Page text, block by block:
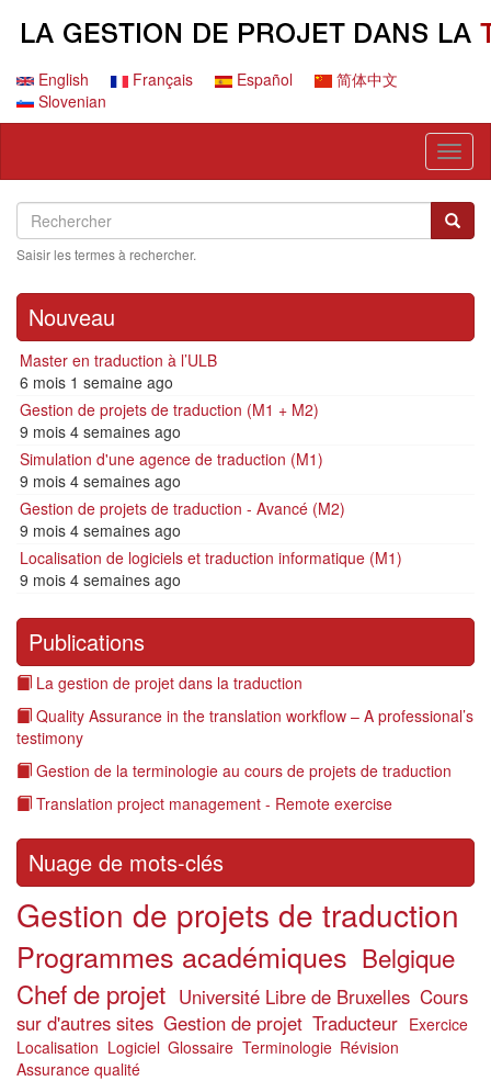
principalEnglish Français Español
简体中文
Slovenian
Search
Rechercher
Saisir les termes à rechercher.
Nouveau
Master en traduction à l’ULB
6 mois 1 semaine ago
Gestion de projets de traduction (M1 + M2)
9 mois 4 semaines ago
Simulation d'une agence de traduction (M1)
9 mois 4 semaines ago
Gestion de projets de traduction - Avancé (M2)
9 mois 4 semaines ago
Localisation de logiciels et traduction informatique (M1)
9 mois 4 semaines ago
Publications
La gestion de projet dans la traduction
Quality Assurance in the translation workflow – A professional’s
testimony
Gestion de la terminologie au cours de projets de traduction
Translation project management - Remote exercise
Nuage de mots-clés
Gestion de projets de traduction
Programmes académiques Belgique
Chef de projet Université Libre de Bruxelles Cours
sur d'autres sites Gestion de projet Traducteur Exercice
Localisation Logiciel Glossaire Terminologie Révision
Assurance qualité